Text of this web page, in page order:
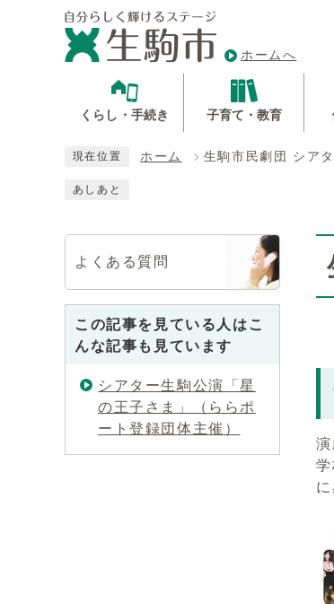
ホームへ
くらし・手続き 子育て・教育
現在位置 ホーム 生駒市民劇団 シア
あしあと
よくある質問
この記事を見ている人はこ
んな記事も見ています
シアター生駒公演「星
の王子さま」（ららポ
ート登録団体主催）